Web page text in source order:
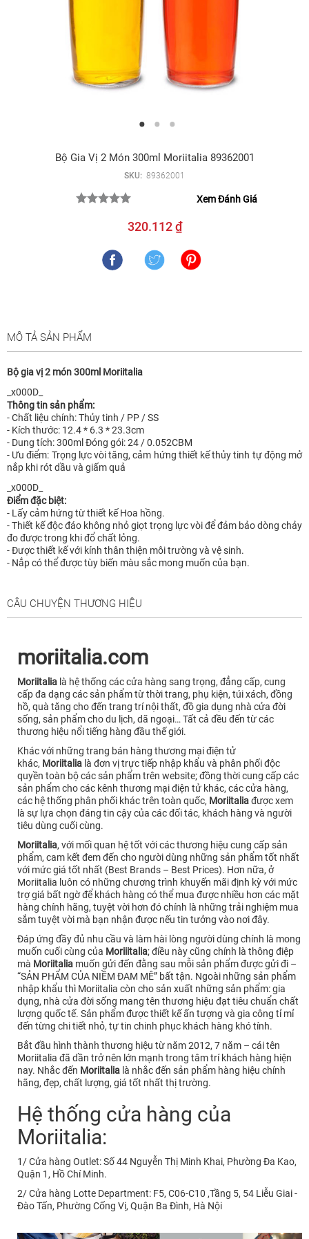
Bộ Gia Vị 2 Món 300ml Moriitalia 89362001
SKU: 89362001
Xem Đánh Giá
320.112 ₫
MÔ TẢ SẢN PHẨM
Bộ gia vị 2 món 300ml Moriitalia
_x000D_
Thông tin sản phẩm:
- Chất liệu chính: Thủy tinh / PP / SS
- Kích thước: 12.4 * 6.3 * 23.3cm
- Dung tích: 300ml Đóng gói: 24 / 0.052CBM
- Ưu điểm: Trọng lực vòi tăng, cảm hứng thiết kế thủy tinh tự động mở
nắp khi rót dầu và giấm quả
_x000D_
Điểm đặc biệt:
- Lấy cảm hứng từ thiết kế Hoa hồng.
- Thiết kế độc đáo không nhỏ giọt trọng lực vòi để đảm bảo dòng chảy
đo được trong khi đổ chất lỏng.
- Được thiết kế với kính thân thiện môi trường và vệ sinh.
- Nắp có thể được tùy biến màu sắc mong muốn của bạn.
CÂU CHUYỆN THƯƠNG HIỆU
moriitalia.com
Moriitalia là hệ thống các cửa hàng sang trọng, đẳng cấp, cung
cấp đa dạng các sản phẩm từ thời trang, phụ kiện, túi xách, đồng
hồ, quà tăng cho đến trang trí nội thất, đồ gia dụng nhà cửa đời
sống, sản phẩm cho du lịch, dã ngoại… Tất cả đều đến từ các
thương hiệu nổi tiếng hàng đầu thế giới.
Khác với những trang bán hàng thương mại điện tử
khác, Moriitalia là đơn vị trực tiếp nhập khẩu và phân phối độc
quyền toàn bộ các sản phẩm trên website; đồng thời cung cấp các
sản phẩm cho các kênh thương mại điện tử khác, các cửa hàng,
các hệ thống phân phối khác trên toàn quốc, Moriitaliađược xem
là sự lựa chọn đáng tin cậy của các đối tác, khách hàng và người
tiêu dùng cuối cùng.
Moriitalia, với mối quan hệ tốt với các thương hiệu cung cấp sản
phẩm, cam kết đem đến cho người dùng những sản phẩm tốt nhất
với mức giá tốt nhất (Best Brands – Best Prices). Hơn nữa, ở
Moriitalia luôn có những chương trình khuyến mãi định kỳ với mức
trợ giá bất ngờ để khách hàng có thể mua được nhiều hơn các mặt
hàng chính hãng, tuyệt vời hơn đó chính là những trải nghiệm mua
sắm tuyệt vời mà bạn nhận được nếu tin tưởng vào nơi đây.
Đáp ứng đầy đủ nhu cầu và làm hài lòng người dùng chính là mong
muốn cuối cùng của Moriiitalia; điều này cũng chính là thông điệp
mà Moriitalia muốn gửi đến đằng sau mỗi sản phẩm được gửi đi –
“SẢN PHẨM CỦA NIỀM ĐAM MÊ” bất tận. Ngoài những sản phẩm
nhập khẩu thì Moriitalia còn cho sản xuất những sản phẩm: gia
dụng, nhà cửa đời sống mang tên thương hiệu đạt tiêu chuẩn chất
lượng quốc tế. Sản phẩm được thiết kế ấn tượng và gia công tỉ mỉ
đến từng chi tiết nhỏ, tự tin chinh phục khách hàng khó tính.
Bắt đầu hình thành thương hiệu từ năm 2012, 7 năm – cái tên
Moriitalia đã dần trở nên lớn mạnh trong tâm trí khách hàng hiện
nay. Nhắc đến Moriitalia là nhắc đến sản phẩm hàng hiệu chính
hãng, đẹp, chất lượng, giá tốt nhất thị trường.
Hệ thống cửa hàng của
Moriitalia:
1/ Cửa hàng Outlet: Số 44 Nguyễn Thị Minh Khai, Phường Đa Kao,
Quận 1, Hồ Chí Minh.
2/ Cửa hàng Lotte Department: F5, C06-C10 ,Tầng 5, 54 Liễu Giai -
Đào Tấn, Phường Cống Vị, Quận Ba Đình, Hà Nội